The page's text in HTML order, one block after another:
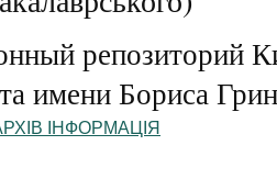
репозиторий
имени Бориса
ІНФОРМАЦІЯ